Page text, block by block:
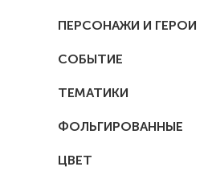
ПЕРСОНАЖИ И ГЕРОИ
СОБЫТИЕ
ТЕМАТИКИ
ФОЛЬГИРОВАННЫЕ
ЦВЕТ